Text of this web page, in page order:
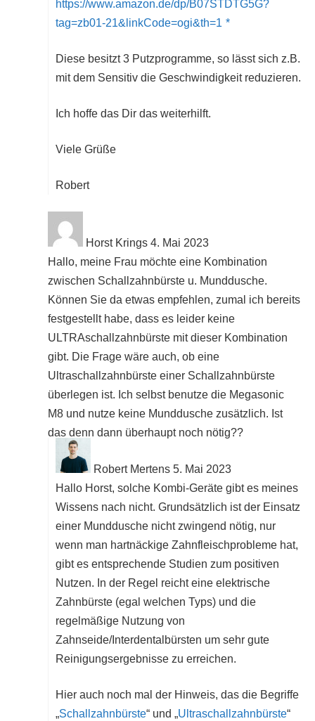
https://www.amazon.de/dp/B07STDTG5G?
tag=zb01-21&linkCode=ogi&th=1
Diese besitzt 3 Putzprogramme, so lässt sich z.B.
mit dem Sensitiv die Geschwindigkeit reduzieren.
Ich hoffe das Dir das weiterhilft.
Viele Grüße
Robert
Horst Krings 4. Mai 2023
Hallo, meine Frau möchte eine Kombination
zwischen Schallzahnbürste u. Munddusche.
Können Sie da etwas empfehlen, zumal ich bereits
festgestellt habe, dass es leider keine
ULTRAschallzahnbürste mit dieser Kombination
gibt. Die Frage wäre auch, ob eine
Ultraschallzahnbürste einer Schallzahnbürste
überlegen ist. Ich selbst benutze die Megasonic
M8 und nutze keine Munddusche zusätzlich. Ist
das denn dann überhaupt noch nötig??
Robert Mertens 5. Mai 2023
Hallo Horst, solche Kombi-Geräte gibt es meines
Wissens nach nicht. Grundsätzlich ist der Einsatz
einer Munddusche nicht zwingend nötig, nur
wenn man hartnäckige Zahnfleischprobleme hat,
gibt es entsprechende Studien zum positiven
Nutzen. In der Regel reicht eine elektrische
Zahnbürste (egal welchen Typs) und die
regelmäßige Nutzung von
Zahnseide/Interdentalbürsten um sehr gute
Reinigungsergebnisse zu erreichen.
Hier auch noch mal der Hinweis, das die Begriffe
„Schallzahnbürste“ und „Ultraschallzahnbürste“